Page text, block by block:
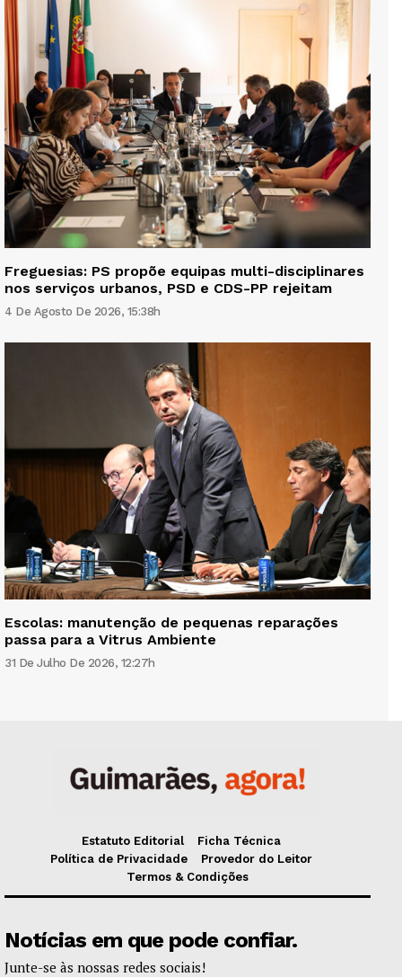
Freguesias: PS propõe equipas multi-disciplinares
nos serviços urbanos, PSD e CDS-PP rejeitam
4 De Agosto De 2026, 15:38h
Escolas: manutenção de pequenas reparações
passa para a Vitrus Ambiente
31 De Julho De 2026, 12:27h
Estatuto Editorial
Ficha Técnica
Política de Privacidade
Provedor do Leitor
Termos & Condições
Notícias em que pode confiar.
Junte-se às nossas redes sociais!